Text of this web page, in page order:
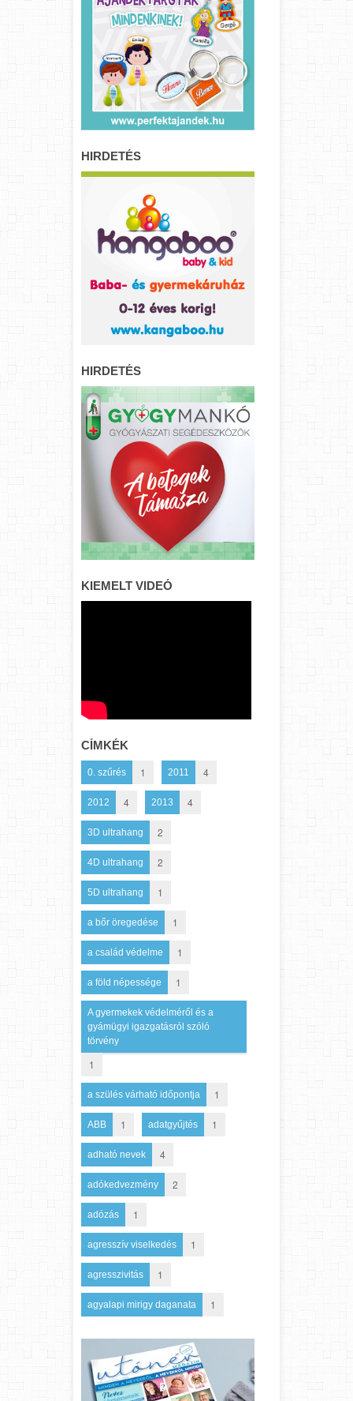
HIRDETÉS
HIRDETÉS
KIEMELT VIDEÓ
CÍMKÉK
0. szűrés 1 2011 4
2012 4 2013 4
3D ultrahang 2
4D ultrahang 2
5D ultrahang 1
a bőr öregedése 1
a család védelme 1
a föld népessége 1
A gyermekek védelméről és a
gyámügyi igazgatásról szóló
törvény
1
a szülés várható időpontja 1
ABB 1 adatgyűjtés 1
adható nevek 4
adókedvezmény 2
adózás 1
agresszív viselkedés 1
agresszivitás 1
agyalapi mirigy daganata 1